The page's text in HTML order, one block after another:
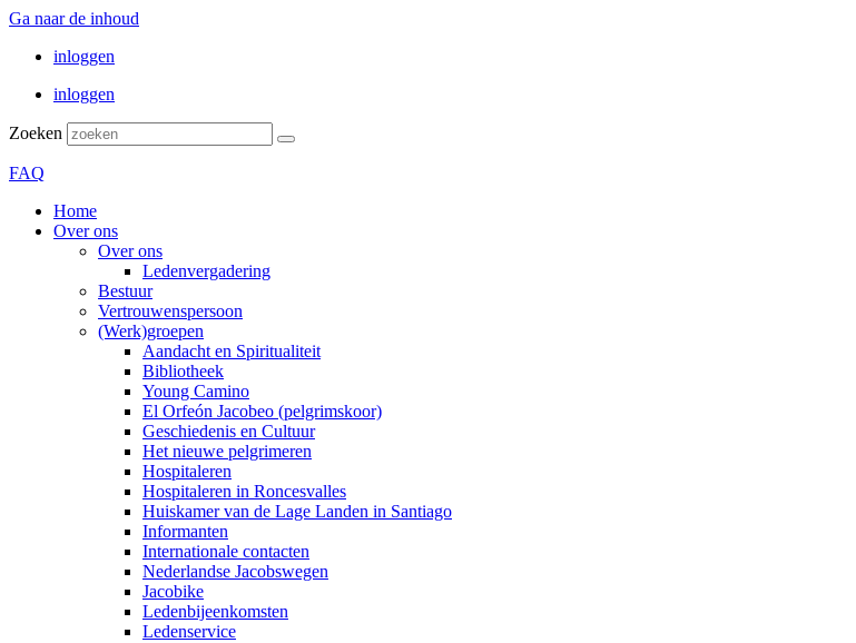
Ga naar de inhoud
inloggen
inloggen
Zoeken
FAQ
Home
Over ons
Over ons
Ledenvergadering
Bestuur
Vertrouwenspersoon
(Werk)groepen
Aandacht en Spiritualiteit
Bibliotheek
Young Camino
El Orfeón Jacobeo (pelgrimskoor)
Geschiedenis en Cultuur
Het nieuwe pelgrimeren
Hospitaleren
Hospitaleren in Roncesvalles
Huiskamer van de Lage Landen in Santiago
Informanten
Internationale contacten
Nederlandse Jacobswegen
Jacobike
Ledenbijeenkomsten
Ledenservice